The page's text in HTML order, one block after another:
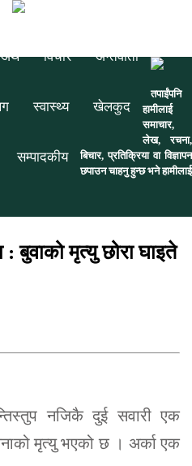
अर्थ विचार अन्तर्वार्ता
स्वास्थ्य खेलकुद
सम्पादकीय
: बुवाको मृत्यु छोरा घाइते
नजिकै दुई सवारी एक
मृत्यु भएको छ । अर्का एक
तपाईंपनि
हामीलाई
समाचार,
लेख, रचना,
बिचार, प्रतिक्रिया वा विज्ञापन
छपाउन चाहनु हुन्छ भने हामीलाई